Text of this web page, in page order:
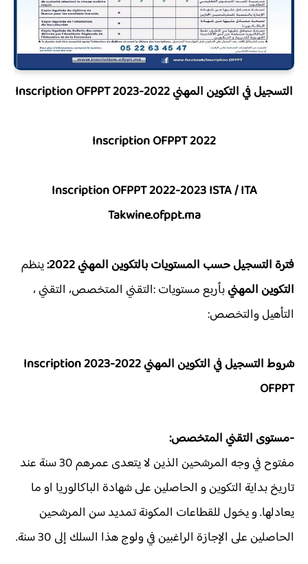
التسجيل في التكوين المهني 2022-2023 Inscription OFPPT
Inscription OFPPT 2022
Inscription OFPPT 2022-2023 ISTA / ITA
Takwine.ofppt.ma
فترة التسجيل حسب المستويات بالتكوين المهني 2022:
ينظم
التكوين المهنيبأربع مستويات :التقني المتخصص، التقني ،
التأهيل والتخصص:
شروط التسجيل في التكوين المهني 2022-2023 Inscription
OFPPT
-مستوى التقني المتخصص:
مفتوح في وجه المرشحين الذين لا يتعدى عمرهم 30 سنة عند
تاريخ بداية التكوين و الحاصلين على شهادة الباكالوريا او ما
يعادلها. و يخول للقطاعات المكونة تمديد سن المرشحين
الحاصلين على الإجازة الراغبين في ولوج هذا السلك إلى 30 سنة.